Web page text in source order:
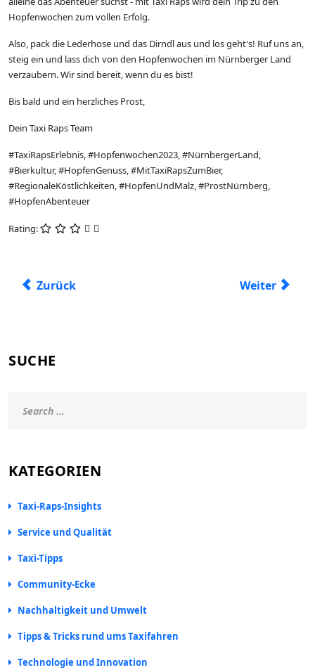
Hopfenwochen zum vollen Erfolg.
Also, pack die Lederhose und das Dirndl aus und los geht's! Ruf uns an,
steig ein und lass dich von den Hopfenwochen im Nürnberger Land
verzaubern. Wir sind bereit, wenn du es bist!
Bis bald und ein herzliches Prost,
Dein Taxi Raps Team
#TaxiRapsErlebnis, #Hopfenwochen2023, #NürnbergerLand,
#Bierkultur, #HopfenGenuss, #MitTaxiRapsZumBier,
#RegionaleKöstlichkeiten, #HopfenUndMalz, #ProstNürnberg,
#HopfenAbenteuer
Rating:
Vorheriger Beitrag: Tara - unser digitaler Lichtblick
Zurück Nächster
Weiter
SUCHE
KATEGORIEN
Taxi-Raps-Insights
Service und Qualität
Taxi-Tipps
Community-Ecke
Nachhaltigkeit und Umwelt
Tipps & Tricks rund ums Taxifahren
Technologie und Innovation